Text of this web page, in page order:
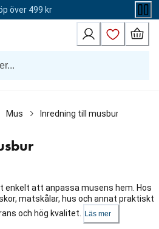
över 499 kr
Mus Inredning till musbur
enkelt att anpassa musens hem. Hos
matskålar, hus och annat praktiskt
och hög kvalitet.
Läs mer